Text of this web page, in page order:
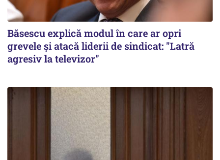
Băsescu explică modul în care ar opri
grevele și atacă liderii de sindicat: "Latră
agresiv la televizor"